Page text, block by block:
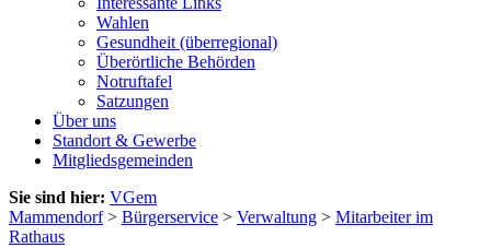
Wahlen
Gesundheit (überregional)
Überörtliche Behörden
Notruftafel
Satzungen
Über uns
Standort & Gewerbe
Mitgliedsgemeinden
Sie sind hier: VGem
Mammendorf> Bürgerservice > Verwaltung > Mitarbeiter im
Rathaus